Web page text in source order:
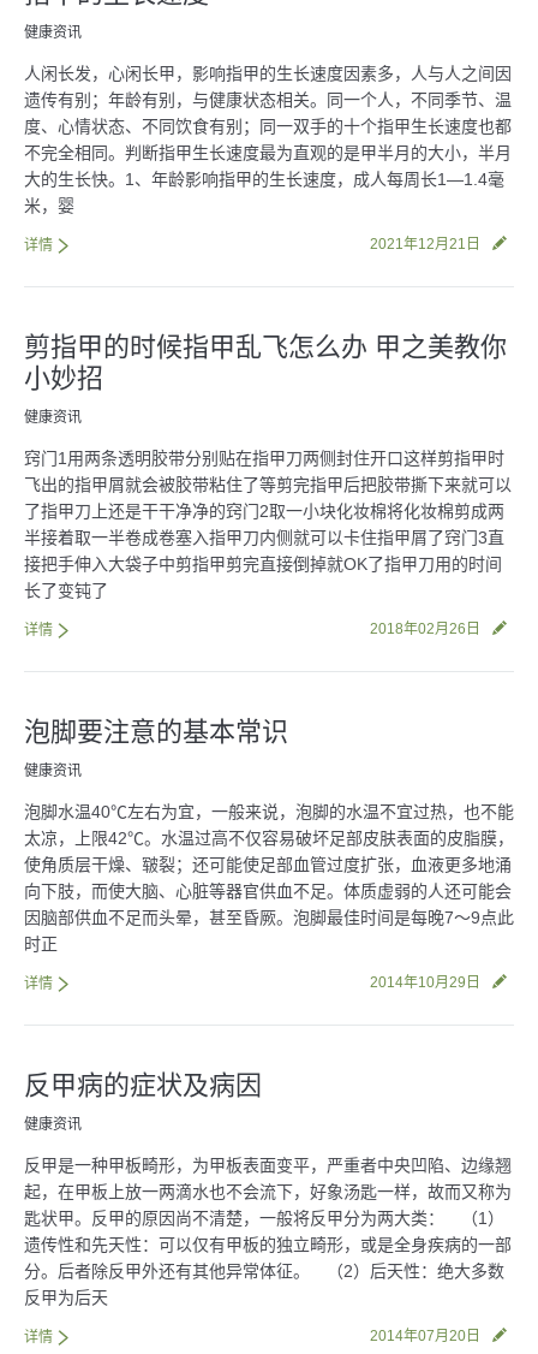
健康资讯
人闲长发，心闲长甲，影响指甲的生长速度因素多，人与人之间因
遗传有别；年龄有别，与健康状态相关。同一个人，不同季节、温
度、心情状态、不同饮食有别；同一双手的十个指甲生长速度也都
不完全相同。判断指甲生长速度最为直观的是甲半月的大小，半月
大的生长快。1、年龄影响指甲的生长速度，成人每周长1—1.4毫
米，婴
2021年12月21日
详情
剪指甲的时候指甲乱飞怎么办 甲之美教你
小妙招
健康资讯
窍门1用两条透明胶带分别贴在指甲刀两侧封住开口这样剪指甲时
飞出的指甲屑就会被胶带粘住了等剪完指甲后把胶带撕下来就可以
了指甲刀上还是干干净净的窍门2取一小块化妆棉将化妆棉剪成两
半接着取一半卷成卷塞入指甲刀内侧就可以卡住指甲屑了窍门3直
接把手伸入大袋子中剪指甲剪完直接倒掉就OK了指甲刀用的时间
长了变钝了
2018年02月26日
详情
泡脚要注意的基本常识
健康资讯
泡脚水温40℃左右为宜，一般来说，泡脚的水温不宜过热，也不能
太凉，上限42℃。水温过高不仅容易破坏足部皮肤表面的皮脂膜，
使角质层干燥、皲裂；还可能使足部血管过度扩张，血液更多地涌
向下肢，而使大脑、心脏等器官供血不足。体质虚弱的人还可能会
因脑部供血不足而头晕，甚至昏厥。泡脚最佳时间是每晚7～9点此
时正
2014年10月29日
详情
反甲病的症状及病因
健康资讯
反甲是一种甲板畸形，为甲板表面变平，严重者中央凹陷、边缘翘
起，在甲板上放一两滴水也不会流下，好象汤匙一样，故而又称为
匙状甲。反甲的原因尚不清楚，一般将反甲分为两大类： （1）
遗传性和先天性：可以仅有甲板的独立畸形，或是全身疾病的一部
分。后者除反甲外还有其他异常体征。 （2）后天性：绝大多数
反甲为后天
2014年07月20日
详情